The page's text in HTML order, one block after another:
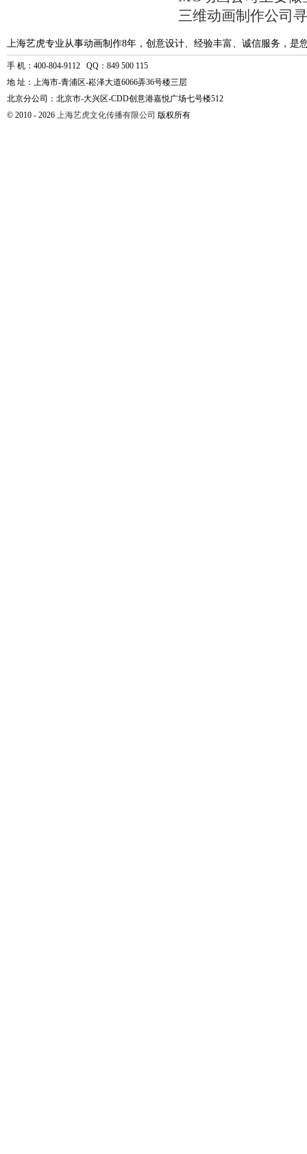
三维动画制作公司
上海艺虎专业从事动画制作8年，创意设计、经验丰富、诚信服务，是
手 机：400-804-9112 QQ：849 500 115
地 址：上海市-青浦区-崧泽大道6066弄36号楼三层
北京分公司：北京市-大兴区-CDD创意港嘉悦广场七号楼512
© 2010 - 2026 上海艺虎文化传播有限公司 版权所有